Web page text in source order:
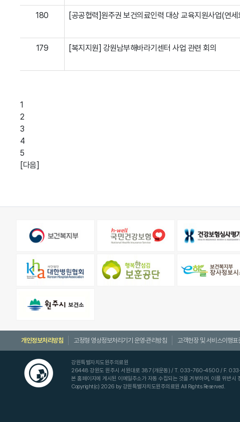
180 [공공협력]원주권 보건의료인력 대상 교육지원사업(연세
179 [복지지원] 강원남부해바라기센터 사업 관련 회의
1
2
3
4
5
[다음]
개인정보처리방침 고정형 영상정보처리기기 운영·관리방침 고객헌장 및 서비스이행표
강원특별자치도원주의료원
26448 강원도 원주시 서원대로 387 (개운동) / T. 033-760-4500 / F.
본 홈페이지에 게시된 이메일주소가 자동 수집되는 것을 거부하며, 이를 위반시
Copyright(c) 2026 by 강원특별자치도원주의료원 All Rights Reserved.